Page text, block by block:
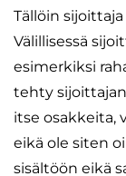
Tällöin
Välillisessä
esimerkiksi
tehty
itse osakkeita,
eikä ole siten
sisältöön eikä